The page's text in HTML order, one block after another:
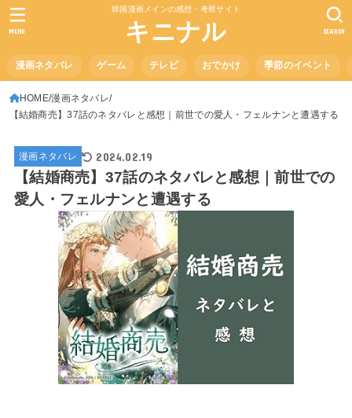
韓国漫画メインの感想・考察サイト
キニナル
漫画ネタバレ ゲーム テレビ おでかけ 季節のイベント
SEARCH
MENU
HOME 漫画ネタバレ
【結婚商売】37話のネタバレと感想｜前世での愛人・フェルナンと遭遇する
漫画ネタバレ 2024.02.19
【結婚商売】37話のネタバレと感想｜前世での
愛人・フェルナンと遭遇する